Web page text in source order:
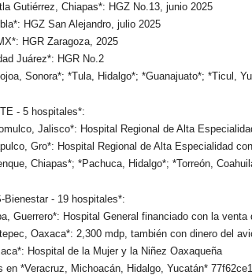
Gutiérrez, Chiapas*: HGZ No.13, junio 2025
HGZ San Alejandro, julio 2025
HGR Zaragoza, 2025
Juárez*: HGR No.2
Sonora*; *Tula, Hidalgo*; *Guanajuato*; *Ticul,
- 5 hospitales*:
Jalisco*: Hospital Regional de Alta
Gro*: Hospital Regional de Alta Especialidad
Chiapas*; *Pachuca, Hidalgo*; *Torreón,
Bienestar - 19 hospitales*:
Guerrero*: Hospital General financiado con la venta
Oaxaca*: 2,300 mdp, también con dinero del
Hospital de la Mujer y la Niñez Oaxaqueña
en *Veracruz, Michoacán, Hidalgo, Yucatán*